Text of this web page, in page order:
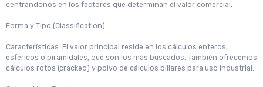
centrándonos en los factores que determinan el valor comercial:
Forma y Tipo (Classification):
Características: El valor principal reside en los cálculos enteros,
esféricos o piramidales, que son los más buscados. También ofrecemos
cálculos rotos (cracked) y polvo de cálculos biliares para uso industrial.